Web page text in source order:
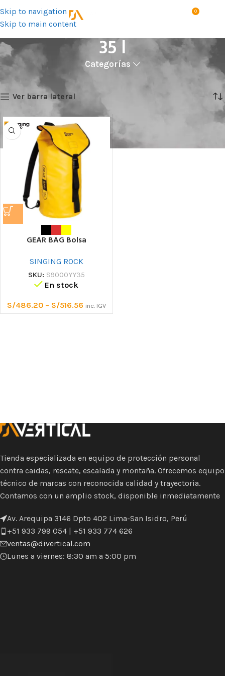
Skip to navigation
Skip to main content
MENÚ 0
35 l
Categorías
Talla del producto Mostrando el único resultado
Ver barra lateral
GEAR BAG Bolsa
SINGING ROCK
SKU: S9000YY35
En stock
S/486.20 – S/516.56 inc. IGV
Tienda especializada en equipo de protección personal
contra caidas, rescate, escalada y montaña. Ofrecemos equipo
técnico de marcas con reconocida calidad y trayectoria.
Contamos con un amplio stock, disponible inmediatamente
Av. Arequipa 3146 Dpto 402 Lima-San Isidro, Perú
+51 933 799 054 | +51 933 774 626
ventas@divertical.com
Lunes a viernes: 8:30 am a 5:00 pm